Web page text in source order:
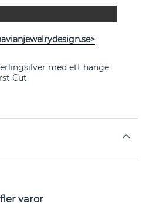
Cat Stevens legendariska
kärleken minnas bitterljuvt!
med ett hänge
Cut.
fler varor